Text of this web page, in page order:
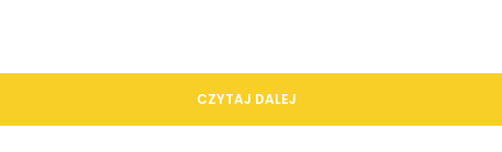
CZYTAJ DALEJ